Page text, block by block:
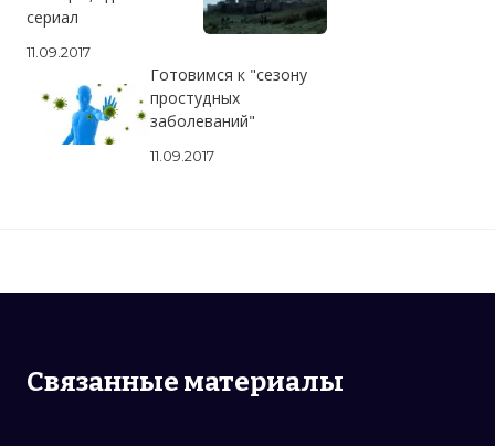
сериал
11.09.2017
Готовимся к "сезону
простудных
заболеваний"
11.09.2017
Связанные материалы